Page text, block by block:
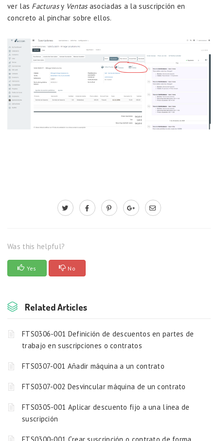
ver las Facturasy Ventasasociadas a la suscripción en
concreto al pinchar sobre ellos.
Was this helpful?
Yes No
Related Articles
FTS0306-001 Definición de descuentos en partes de
trabajo en suscripciones o contratos
FTS0307-001 Añadir máquina a un contrato
FTS0307-002 Desvincular máquina de un contrato
FTS0305-001 Aplicar descuento fijo a una línea de
suscripción